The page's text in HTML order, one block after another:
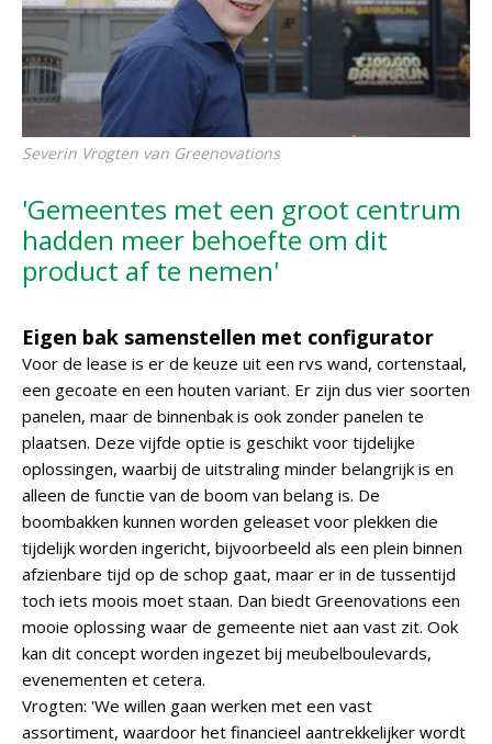
Severin Vrogten van Greenovations
'Gemeentes met een groot centrum
hadden meer behoefte om dit
product af te nemen'
Eigen bak samenstellen met configurator
Voor de lease is er de keuze uit een rvs wand, cortenstaal,
een gecoate en een houten variant. Er zijn dus vier soorten
panelen, maar de binnenbak is ook zonder panelen te
plaatsen. Deze vijfde optie is geschikt voor tijdelijke
oplossingen, waarbij de uitstraling minder belangrijk is en
alleen de functie van de boom van belang is. De
boombakken kunnen worden geleaset voor plekken die
tijdelijk worden ingericht, bijvoorbeeld als een plein binnen
afzienbare tijd op de schop gaat, maar er in de tussentijd
toch iets moois moet staan. Dan biedt Greenovations een
mooie oplossing waar de gemeente niet aan vast zit. Ook
kan dit concept worden ingezet bij meubelboulevards,
evenementen et cetera.
Vrogten: 'We willen gaan werken met een vast
assortiment, waardoor het financieel aantrekkelijker wordt